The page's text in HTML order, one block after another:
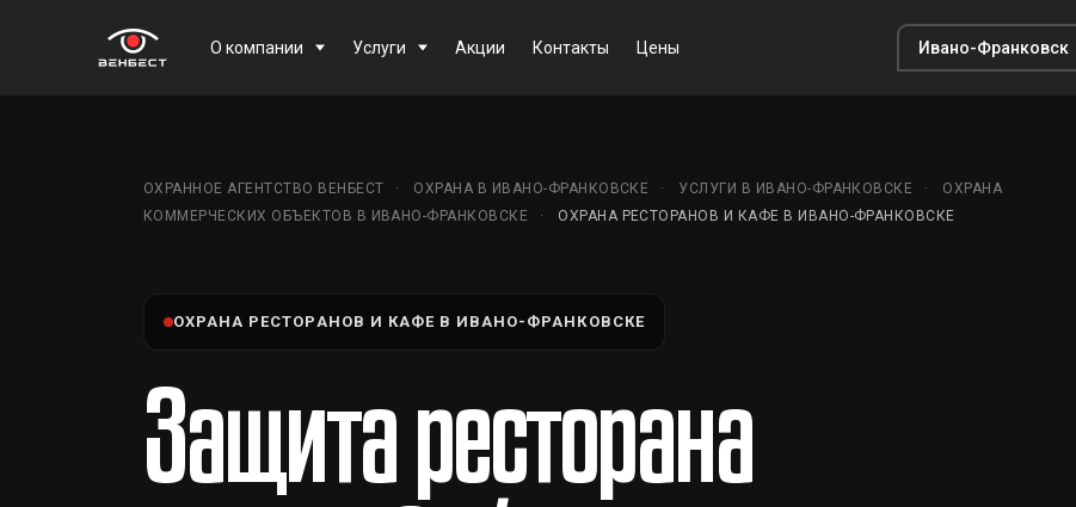
О компании Услуги Акции Контакты Цены
ОХРАННОЕ АГЕНТСТВО ВЕНБЕСТ ОХРАНА В ИВАНО-ФРАНКОВСКЕ УСЛУГИ В ИВАНО-ФРАНКОВСКЕ
ОХРАНА
КОММЕРЧЕСКИХ ОБЪЕКТОВ В ИВАНО-ФРАНКОВСКЕ
ОХРАНА РЕСТОРАНОВ И КАФЕ В ИВАНО-ФРАНКОВСКЕ
ОХРАНА РЕСТОРАНОВ И КАФЕ В ИВАНО-ФРАНКОВСКЕ
Защита ресторана